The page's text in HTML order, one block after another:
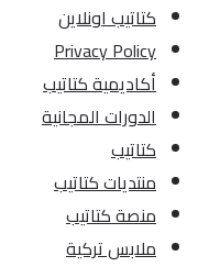
كتاتيب اونلاين
Privacy Policy
أكاديمية كتاتيب
الدورات المجانية
كتاتيب
منتديات كتاتيب
منصة كتاتيب
ملابس تركية